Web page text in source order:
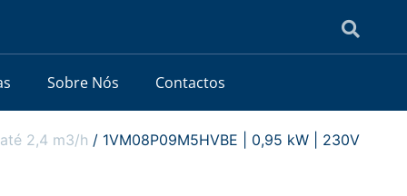
Sobre Nós Contactos
2,4 m3/h / 1VM08P09M5HVBE | 0,95 kW | 230V